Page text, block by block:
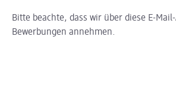
Bitte beachte, dass wir über diese E-
Bewerbungen annehmen.